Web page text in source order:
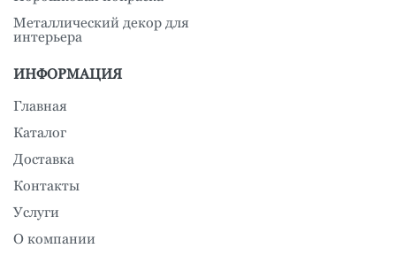
Металлический декор для
интерьера
ИНФОРМАЦИЯ
Главная
Каталог
Доставка
Контакты
Услуги
О компании